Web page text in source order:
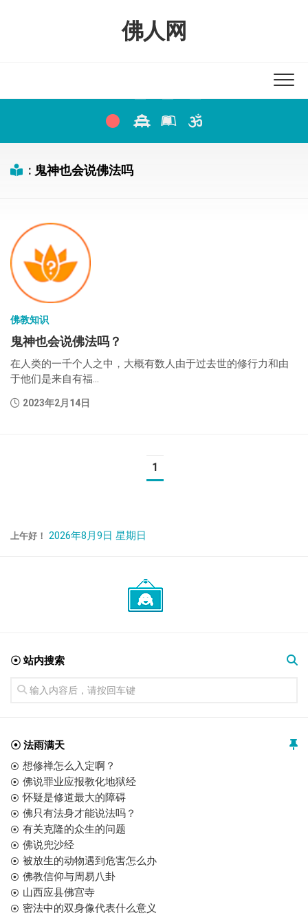
佛人网
: 鬼神也会说佛法吗
佛教知识
鬼神也会说佛法吗？
在人类的一千个人之中，大概有数人由于过去世的修行力和由
于他们是来自有福...
2023年2月14日
1
上午好！ 2026年8月9日 星期日
☉ 站内搜索
☉ 法雨满天
想修禅怎么入定啊？
佛说罪业应报教化地狱经
怀疑是修道最大的障碍
佛只有法身才能说法吗？
有关克隆的众生的问题
佛说兜沙经
被放生的动物遇到危害怎么办
佛教信仰与周易八卦
山西应县佛宫寺
密法中的双身像代表什么意义